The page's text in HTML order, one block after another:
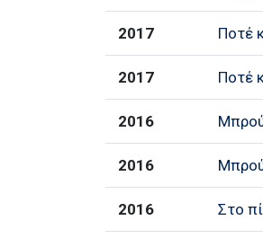
2017 Ποτέ
2017 Ποτέ
2016
2016
2016 Στο